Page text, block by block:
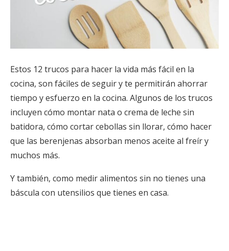
Estos 12 trucos para hacer la vida más fácil en la
cocina, son fáciles de seguir y te permitirán ahorrar
tiempo y esfuerzo en la cocina. Algunos de los trucos
incluyen cómo montar nata o crema de leche sin
batidora, cómo cortar cebollas sin llorar, cómo hacer
que las berenjenas absorban menos aceite al freír y
muchos más.
Y también, como medir alimentos sin no tienes una
báscula con utensilios que tienes en casa.